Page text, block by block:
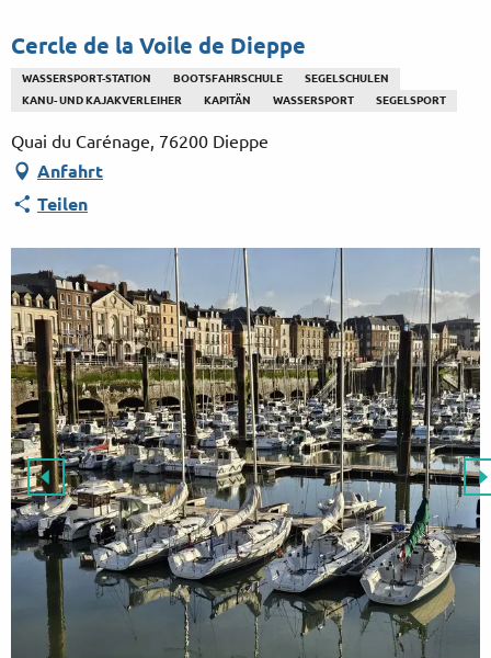
au
principal
Cercle de la Voile de Dieppe
WASSERSPORT-STATION BOOTSFAHRSCHULE
SEGELSCHULEN
KANU- UND KAJAKVERLEIHER
KAPITÄN WASSERSPORT SEGELSPORT
Quai du Carénage, 76200 Dieppe
Anfahrt
Teilen